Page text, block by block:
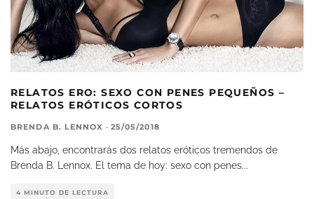
RELATOS ERO: SEXO CON PENES PEQUEÑOS –
RELATOS ERÓTICOS CORTOS
BRENDA B. LENNOX · 25/05/2018
Más abajo, encontrarás dos relatos eróticos tremendos de
Brenda B. Lennox. El tema de hoy: sexo con penes...
4 MINUTO DE LECTURA